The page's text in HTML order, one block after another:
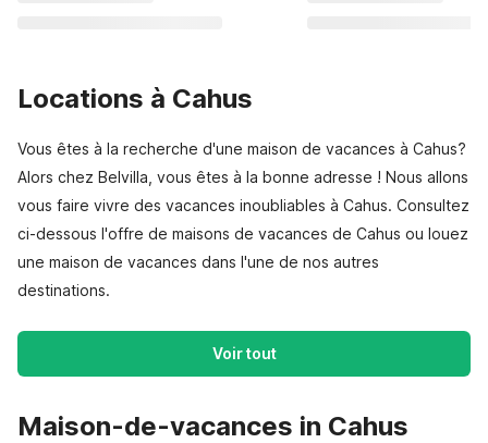
Locations à Cahus
Vous êtes à la recherche d'une maison de vacances à Cahus?
Alors chez Belvilla, vous êtes à la bonne adresse ! Nous allons
vous faire vivre des vacances inoubliables à Cahus. Consultez
ci-dessous l'offre de maisons de vacances de Cahus ou louez
une maison de vacances dans l'une de nos autres
destinations.
Voir tout
Maison-de-vacances in Cahus